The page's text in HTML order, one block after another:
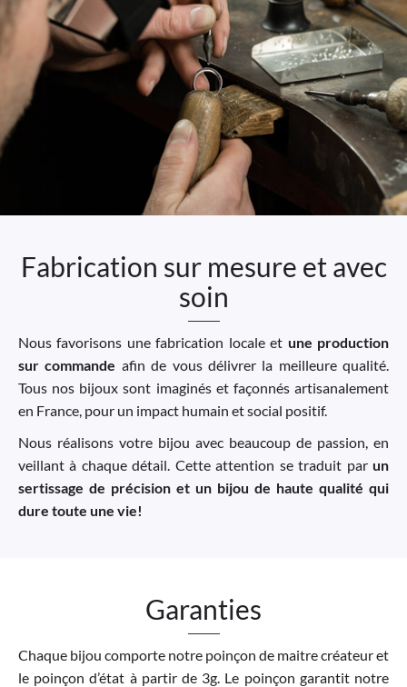
Fabrication sur mesure et avec
soin
Nous favorisons une fabrication locale et une production
sur commande afin de vous délivrer la meilleure qualité.
Tous nos bijoux sont imaginés et façonnés artisanalement
en France, pour un impact humain et social positif.
Nous réalisons votre bijou avec beaucoup de passion, en
veillant à chaque détail. Cette attention se traduit par un
sertissage de précision et un bijou de haute qualité qui
dure toute une vie!
Garanties
Chaque bijou comporte notre poinçon de maitre créateur et
le poinçon d’état à partir de 3g. Le poinçon garantit notre